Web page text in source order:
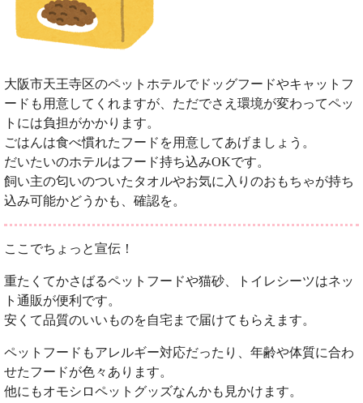
大阪市天王寺区のペットホテルでドッグフードやキャットフ
ードも用意してくれますが、ただでさえ環境が変わってペッ
トには負担がかかります。
ごはんは食べ慣れたフードを用意してあげましょう。
だいたいのホテルはフード持ち込みOKです。
飼い主の匂いのついたタオルやお気に入りのおもちゃが持ち
込み可能かどうかも、確認を。
ここでちょっと宣伝！
重たくてかさばるペットフードや猫砂、トイレシーツはネッ
ト通販が便利です。
安くて品質のいいものを自宅まで届けてもらえます。
ペットフードもアレルギー対応だったり、年齢や体質に合わ
せたフードが色々あります。
他にもオモシロペットグッズなんかも見かけます。